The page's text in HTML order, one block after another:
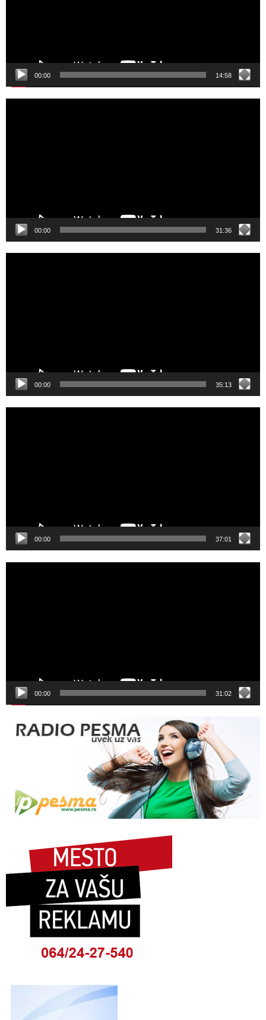
00:00 14:58
00:00 31:36
00:00 35:13
00:00 37:01
00:00 31:02